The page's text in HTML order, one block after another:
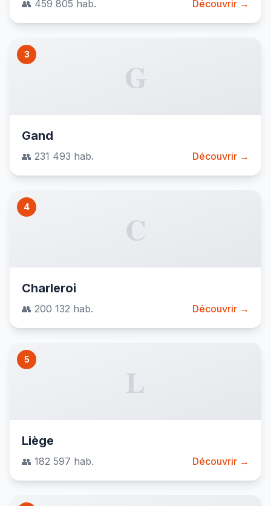
👥 459 805 hab. Découvrir →
3
G
Gand
👥 231 493 hab. Découvrir →
4
C
Charleroi
👥 200 132 hab. Découvrir →
5
L
Liège
👥 182 597 hab. Découvrir →